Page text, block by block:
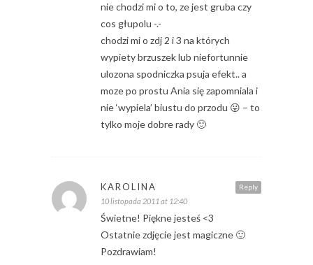
nie chodzi mi o to, ze jest gruba czy
cos głupolu -.-
chodzi mi o zdj 2 i 3 na których
wypiety brzuszek lub niefortunnie
ulozona spodniczka psuja efekt.. a
moze po prostu Ania się zapomniala i
nie ‘wypiela’ biustu do przodu 😛 – to
tylko moje dobre rady 🙂
Reply
KAROLINA
10 listopada 2011 at 12:40
Świetne! Piękne jesteś <3
Ostatnie zdjęcie jest magiczne 🙂
Pozdrawiam!